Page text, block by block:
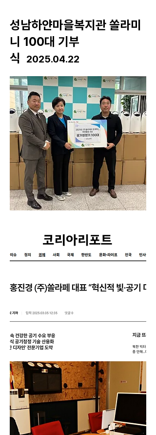
​성남하얀마을복지관 쏠라미
니 100대 기부
식
2025.04.22